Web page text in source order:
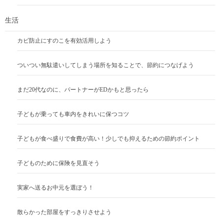
生活
カビ防止にすのこを有効活用しよう
ついつい無駄遣いしてしまう場所を知ることで、節約につなげよう
まだ20代なのに、パートナーがEDかもと思ったら
子どもが乗っても車内をきれいに保つコツ
子どもが食べ盛りで食費が高い！少しでも抑えるための節約ポイント
子どものために保険を見直そう
実家へ送るお中元を選ぼう！
散らかった部屋をすっきりさせよう